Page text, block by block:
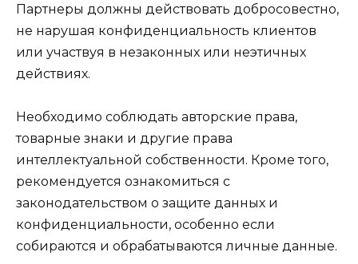
Партнеры должны действовать добросовестно,
не нарушая конфиденциальность клиентов
или участвуя в незаконных или неэтичных
действиях.
Необходимо соблюдать авторские права,
товарные знаки и другие права
интеллектуальной собственности. Кроме того,
рекомендуется ознакомиться с
законодательством о защите данных и
конфиденциальности, особенно если
собираются и обрабатываются личные данные.